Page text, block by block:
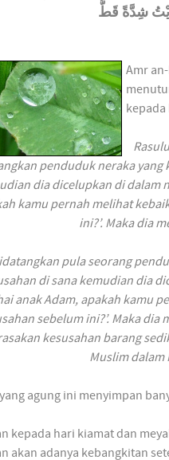
شِدَّةً قَطُّ
Amr
kepada
penduduk neraka yang
dia dicelupkan di dalam
kamu pernah melihat
ini?’. Maka dia
pula seorang
di sana kemudian dia
anak Adam, apakah kamu
sebelum ini?’. Maka
kesusahan barang
Muslim dalam
agung ini menyimpan
kepada hari kiamat dan
akan adanya kebangkitan